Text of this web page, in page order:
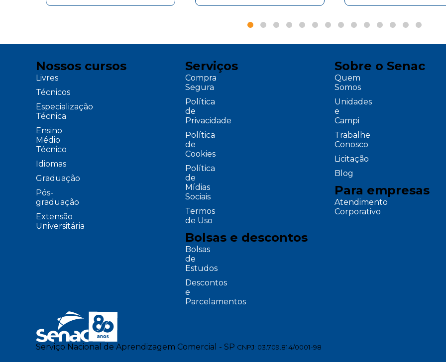
Nossos cursos
Livres
Técnicos
Especialização
Técnica
Ensino
Médio
Técnico
Idiomas
Graduação
Pós-
graduação
Extensão
Universitária
Serviços
Compra
Segura
Política
de
Privacidade
Política
de
Cookies
Política
de
Mídias
Sociais
Termos
de Uso
Bolsas e descontos
Bolsas
de
Estudos
Descontos
e
Parcelamentos
Sobre o Senac
Quem
Somos
Unidades
e
Campi
Trabalhe
Conosco
Licitação
Blog
Para empresas
Atendimento
Corporativo
Serviço Nacional de Aprendizagem Comercial - SP CNPJ: 03.709.814/0001-98